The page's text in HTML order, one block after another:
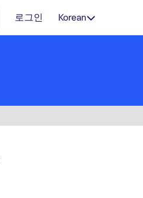
로그인 Korean